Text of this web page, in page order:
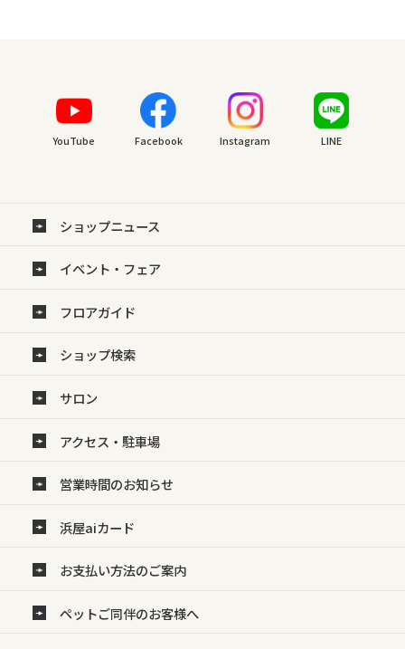
YouTube Facebook Instagram LINE
ショップニュース
イベント・フェア
フロアガイド
ショップ検索
サロン
アクセス・駐車場
営業時間のお知らせ
浜屋aiカード
お支払い方法のご案内
ペットご同伴のお客様へ